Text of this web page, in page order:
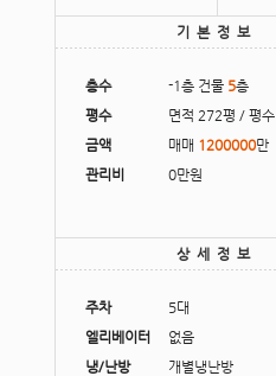
기본정보
층수 -1층 건물 5층
평수
면적 272평 / 평수
금액
매매 1200000만
관리비
0만원
상세정보
주차
5대
엘리베이터
없음
냉/난방
개별냉난방